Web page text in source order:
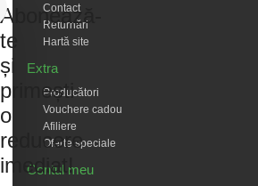
Contact
Returnări
Hartă site
Extra
Producători
Vouchere cadou
Afiliere
Oferte speciale
Contul meu
Abonează-
te
și
primești
o
reducere
imediat!